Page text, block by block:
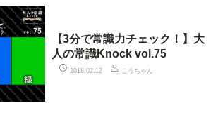
【3分で常識力チェック！】大
人の常識Knock vol.75
2018.02.12 こうちゃん